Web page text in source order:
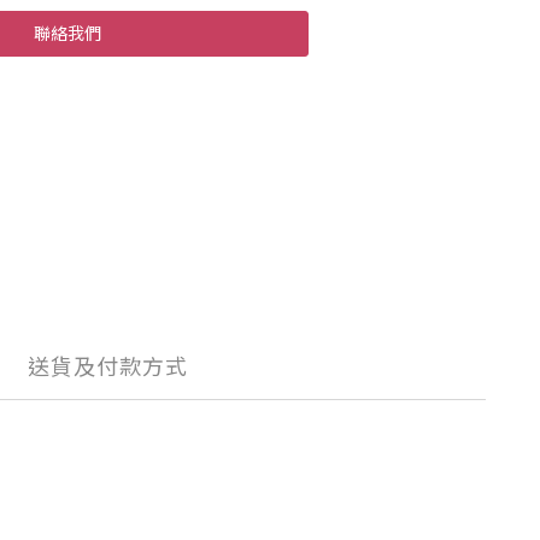
聯絡我們
送貨及付款方式